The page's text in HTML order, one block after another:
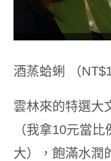
酒蒸蛤蜊 （
雲林來的特選大
（我拿10元當
大），飽滿水潤